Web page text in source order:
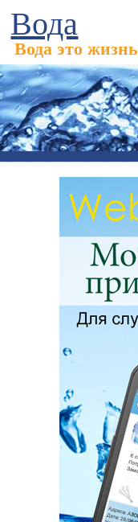
Вода
Вода это жизнь